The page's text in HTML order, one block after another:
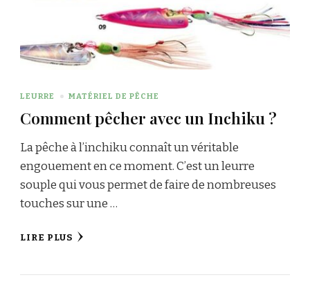
LEURRE MATÉRIEL DE PÊCHE
Comment pêcher avec un Inchiku ?
La pêche à l’inchiku connaît un véritable
engouement en ce moment. C’est un leurre
souple qui vous permet de faire de nombreuses
touches sur une …
LIRE PLUS